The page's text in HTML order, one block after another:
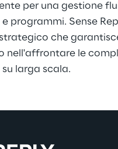
per una gestione
programmi. Sense
che
nell'affrontare le
larga scala.